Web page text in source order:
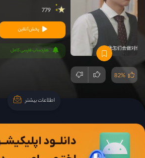
82%
779
پخش آنلاین
هاردساب فارسی کامل
اطلاعات بیشتر